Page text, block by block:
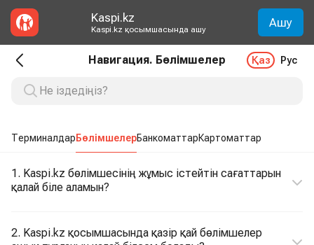
Kaspi.kz
Kaspi.kz қосымшасында ашу Ашу
Навигация. Бөлімшелер Қаз Рус
ТерминалдарБөлімшелерБанкоматтарКартоматтар
1. Kaspi.kz бөлімшесінің жұмыс істейтін сағаттарын
қалай біле аламын?
2. Kaspi.kz қосымшасында қазір қай бөлімшелер